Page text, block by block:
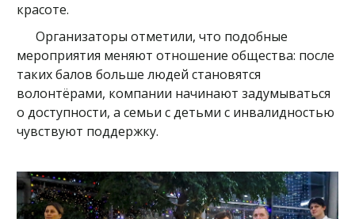
красоте.
Организаторы отметили, что подобные
мероприятия меняют отношение общества: после
таких балов больше людей становятся
волонтёрами, компании начинают задумываться
о доступности, а семьи с детьми с инвалидностью
чувствуют поддержку.